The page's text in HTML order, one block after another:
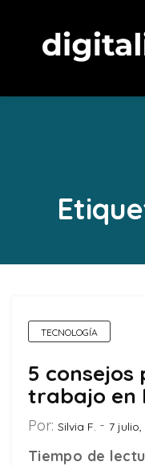
TECNOLOGÍA
5
trabajo en
Por: Silvia F. 7
Tiempo de